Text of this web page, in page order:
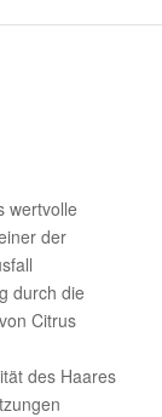
wertvolle
der
durch die
Citrus
des Haares